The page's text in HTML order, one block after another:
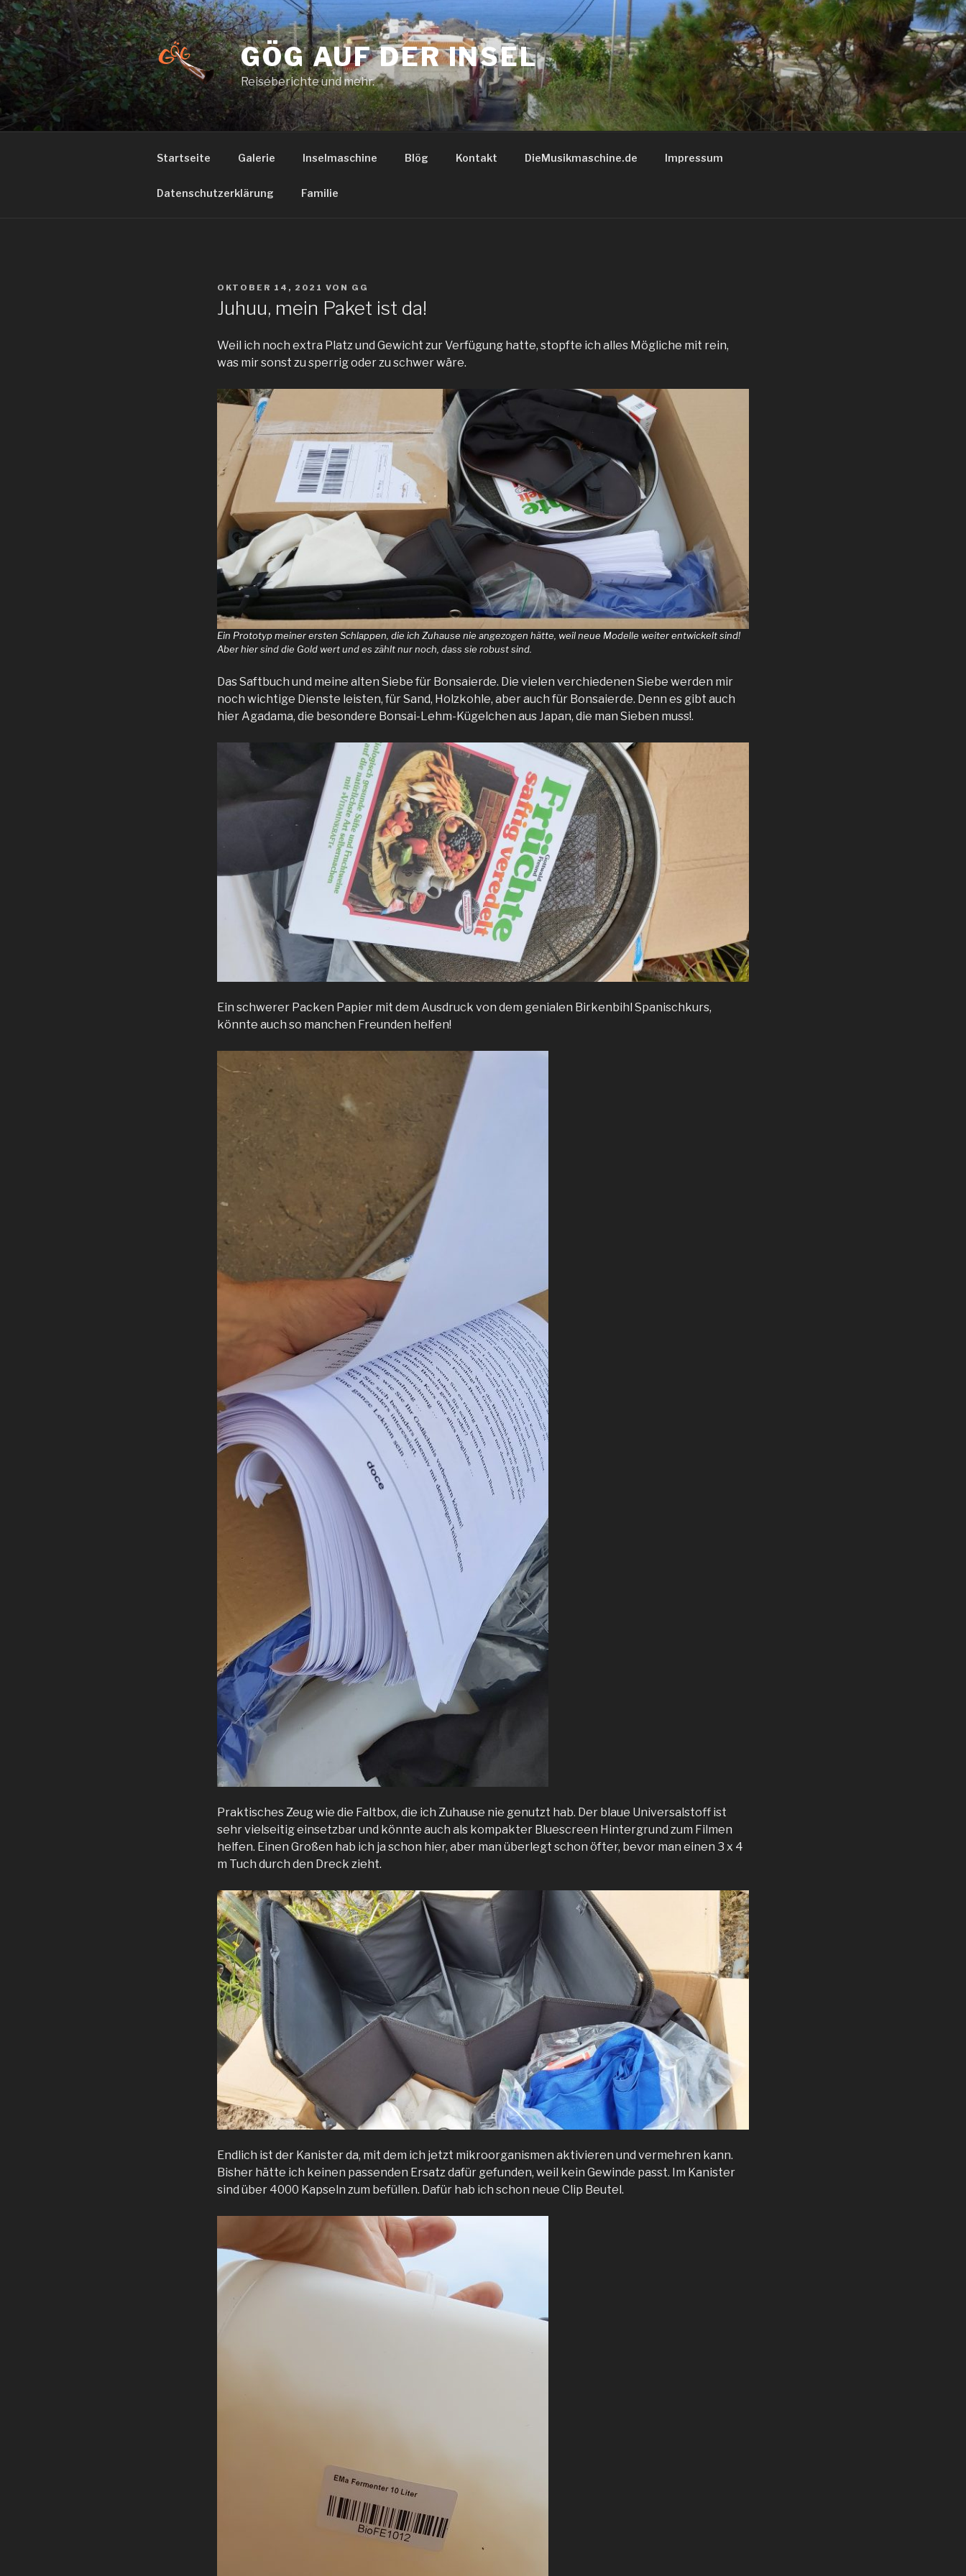
Zum
Inhalt
springen
GÖG AUF DER INSEL
Reiseberichte und mehr.
Startseite Galerie Inselmaschine Blög Kontakt DieMusikmaschine.de Impressum
Datenschutzerklärung Familie
VERÖFFENTLICHT
OKTOBER 14, 2021 VON GG
Juhuu, mein Paket ist da!
Weil ich noch extra Platz und Gewicht zur Verfügung hatte, stopfte ich alles Mögliche mit rein,
was mir sonst zu sperrig oder zu schwer wäre.
Ein Prototyp meiner ersten Schlappen, die ich Zuhause nie angezogen hätte, weil neue Modelle weiter entwickelt sind!
Aber hier sind die Gold wert und es zählt nur noch, dass sie robust sind.
Das Saftbuch und meine alten Siebe für Bonsaierde. Die vielen verchiedenen Siebe werden mir
noch wichtige Dienste leisten, für Sand, Holzkohle, aber auch für Bonsaierde. Denn es gibt auch
hier Agadama, die besondere Bonsai-Lehm-Kügelchen aus Japan, die man Sieben muss!.
Ein schwerer Packen Papier mit dem Ausdruck von dem genialen Birkenbihl Spanischkurs,
könnte auch so manchen Freunden helfen!
Praktisches Zeug wie die Faltbox, die ich Zuhause nie genutzt hab. Der blaue Universalstoff ist
sehr vielseitig einsetzbar und könnte auch als kompakter Bluescreen Hintergrund zum Filmen
helfen. Einen Großen hab ich ja schon hier, aber man überlegt schon öfter, bevor man einen 3 x 4
m Tuch durch den Dreck zieht.
Endlich ist der Kanister da, mit dem ich jetzt mikroorganismen aktivieren und vermehren kann.
Bisher hätte ich keinen passenden Ersatz dafür gefunden, weil kein Gewinde passt. Im Kanister
sind über 4000 Kapseln zum befüllen. Dafür hab ich schon neue Clip Beutel.